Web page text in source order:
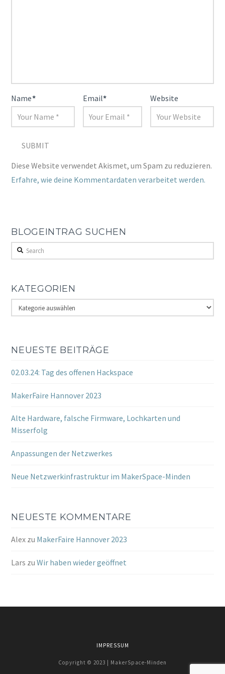
Name* Email* Website
Diese Website verwendet Akismet, um Spam zu reduzieren.
Erfahre, wie deine Kommentardaten verarbeitet werden.
BLOGEINTRAG SUCHEN
Search
KATEGORIEN
Kategorien
NEUESTE BEITRÄGE
02.03.24: Tag des offenen Hackspace
MakerFaire Hannover 2023
Alte Hardware, falsche Firmware, Lochkarten und
Misserfolg
Anpassungen der Netzwerkes
Neue Netzwerkinfrastruktur im MakerSpace-Minden
NEUESTE KOMMENTARE
Alex zu MakerFaire Hannover 2023
Lars zuWir haben wieder geöffnet
IMPRESSUM
Copyright © 2023 | MakerSpace-Minden